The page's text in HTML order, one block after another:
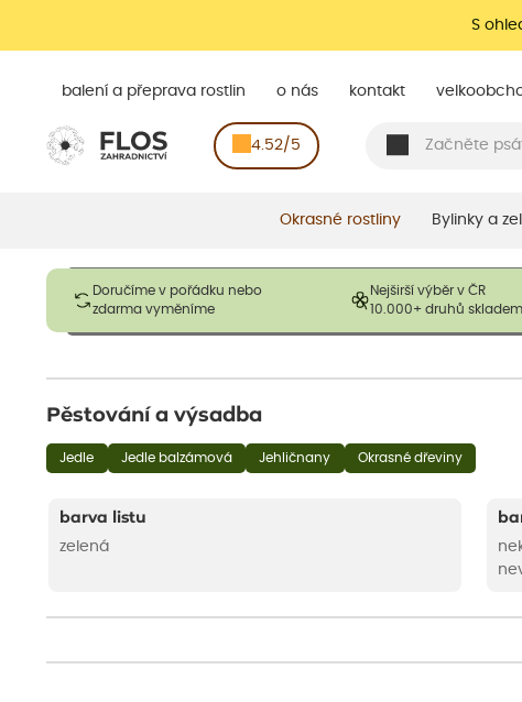
S
balení a přeprava rostlin o nás kontakt
4.52/5
Okrasné rostliny Bylinky a
Doručíme v pořádku nebo
zdarma vyměníme
Nejširší výběr v ČR
10.000+ druhů skladem
Obrázky slouží pouze pro ilustrační účely a mají reprezentovat
opadavé rostliny dodávány v dormantním stavu a bez listů.
Pěstování a výsadba
Jedle Jedle balzámová Jehličnany Okrasné dřeviny
barva listu
zelená